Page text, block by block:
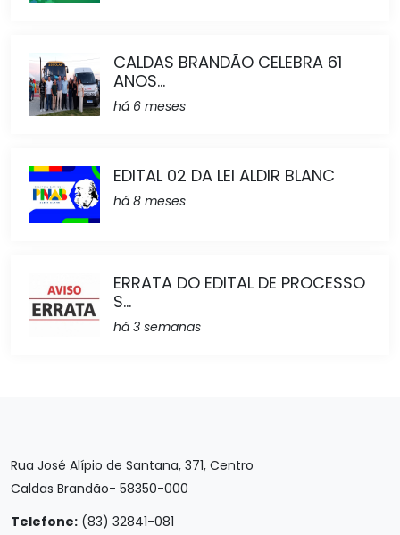
CALDAS BRANDÃO CELEBRA 61
ANOS...
há 6 meses
EDITAL 02 DA LEI ALDIR BLANC
há 8 meses
ERRATA DO EDITAL DE PROCESSO
S...
há 3 semanas
Rua José Alípio de Santana, 371, Centro
Caldas Brandão- 58350-000
Telefone: (83) 32841-081